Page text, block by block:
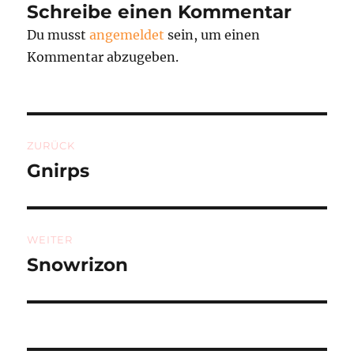
Schreibe einen Kommentar
Du musstangemeldet sein, um einen
Kommentar abzugeben.
ZURÜCK
Vorheriger
Gnirps
WEITER
Nächster
Snowrizon